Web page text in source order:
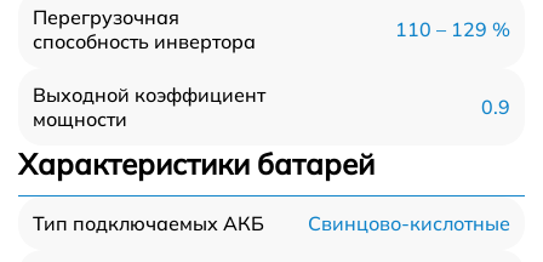
Перегрузочная
способность инвертора
110 – 129 %
Выходной коэффициент
мощности
0.9
Характеристики батарей
Тип подключаемых АКБ Свинцово-кислотные